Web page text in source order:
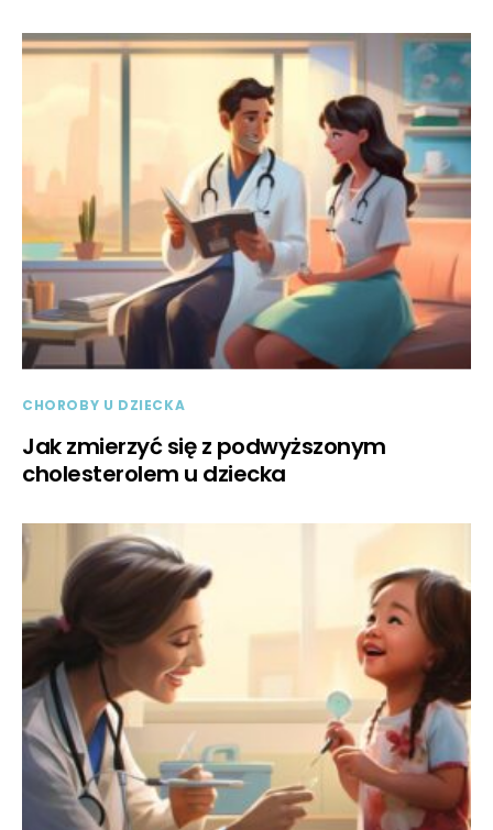
CHOROBY U DZIECKA
Jak zmierzyć się z podwyższonym
cholesterolem u dziecka